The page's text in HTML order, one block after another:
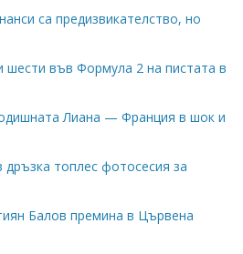
са предизвикателство, но
шести във Формула 2 на пистата в
Лиана — Франция в шок и
топлес фотосесия за
Балов премина в Цървена